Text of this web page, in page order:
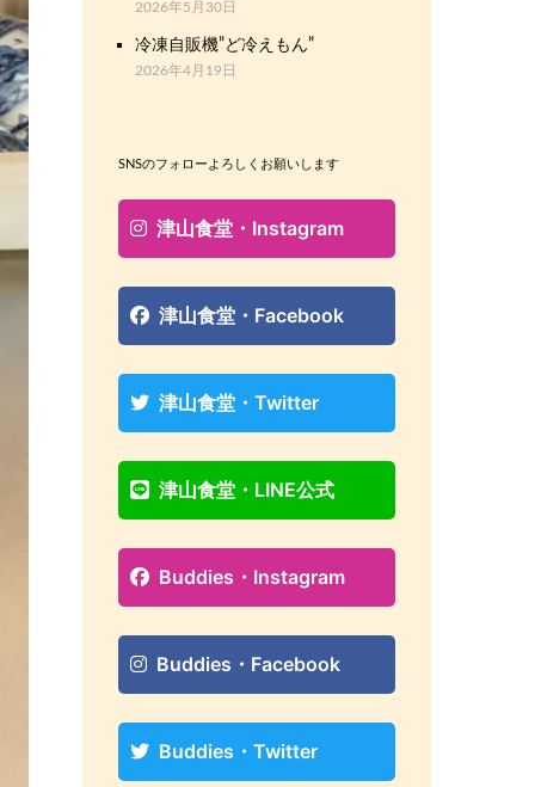
2026年5月30日
冷凍自販機”ど冷えもん”
2026年4月19日
SNSのフォローよろしくお願いします
津山食堂・Instagram
津山食堂・Facebook
津山食堂・Twitter
津山食堂・LINE公式
Buddies・Instagram
Buddies・Facebook
Buddies・Twitter